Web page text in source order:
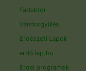
Fadoktor
Vándorgyűlés
Erdészeti Lapok
erdő.lap.hu
Erdei programok